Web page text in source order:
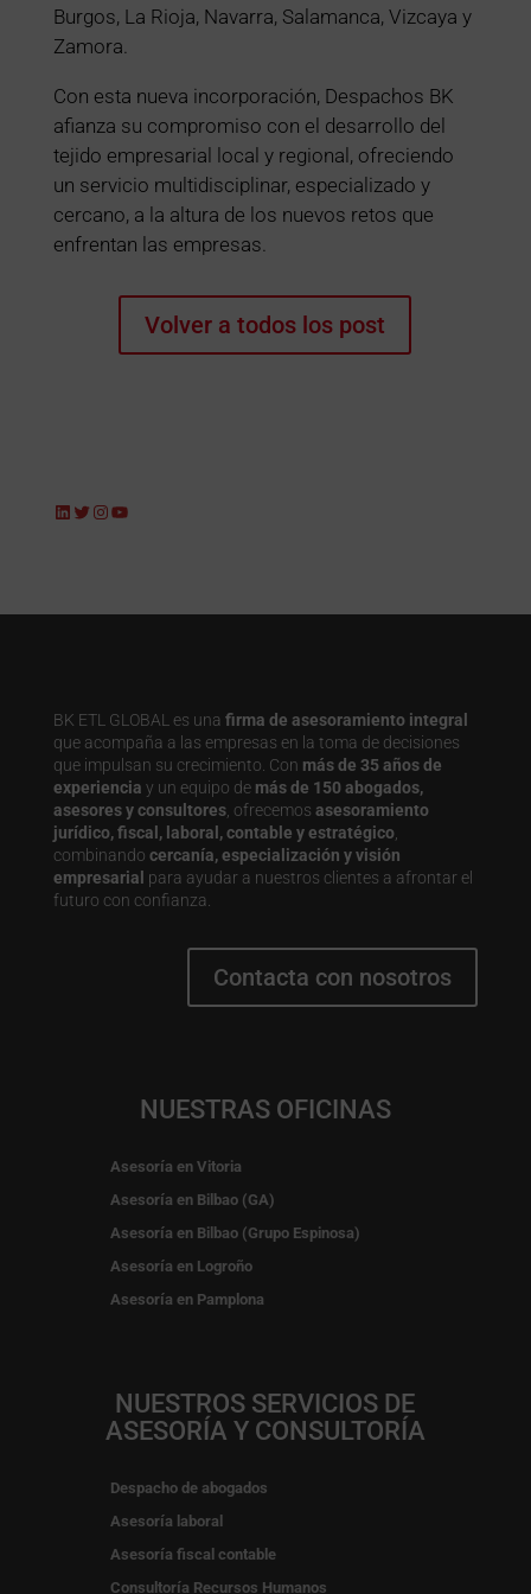
Burgos, La Rioja, Navarra, Salamanca, Vizcaya y
Zamora.
Con esta nueva incorporación, Despachos BK
afianza su compromiso con el desarrollo del
tejido empresarial local y regional, ofreciendo
un servicio multidisciplinar, especializado y
cercano, a la altura de los nuevos retos que
enfrentan las empresas.
Volver a todos los post
LinkedIn
Twitter
Instagram
YouTube
BK ETL GLOBAL es una firma de asesoramiento integral
que acompaña a las empresas en la toma de decisiones
que impulsan su crecimiento. Con más de 35 años de
experiencia y un equipo de más de 150 abogados,
asesores y consultores, ofrecemos asesoramiento
jurídico, fiscal, laboral, contable y estratégico
combinando cercanía, especialización y visión
empresarial para ayudar a nuestros clientes a afrontar el
futuro con confianza.
Contacta con nosotros
NUESTRAS OFICINAS
Asesoría en Vitoria
Asesoría en Bilbao (GA)
Asesoría en Bilbao (Grupo Espinosa)
Asesoría en Logroño
Asesoría en Pamplona
NUESTROS SERVICIOS DE
ASESORÍA Y CONSULTORÍA
Despacho de abogados
Asesoría laboral
Asesoría fiscal contable
Consultoría Recursos Humanos